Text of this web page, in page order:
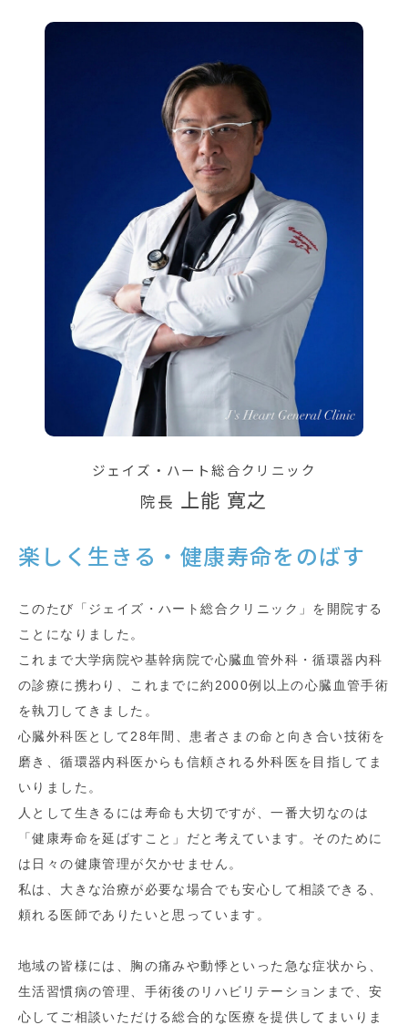
楽しく生きる・健康寿命をのばす
このたび「ジェイズ・ハート総合クリニック」を開院する
ことになりました。
これまで大学病院や基幹病院で心臓血管外科・循環器内科
の診療に携わり、 これまでに約2000例以上の心臓血管手術
を執刀してきました。
心臓外科医として28年間、患者さまの命と向き合い技術を
磨き、循環器内科医からも信頼される外科医を目指してま
いりました。
人として生きるには寿命も大切ですが、一番大切なのは
「健康寿命を延ばすこと」だと考えています。そのために
は日々の健康管理が欠かせません。
私は、大きな治療が必要な場合でも安心して相談できる、
頼れる医師でありたいと思っています。
地域の皆様には、胸の痛みや動悸といった急な症状から、
生活習慣病の管理、手術後のリハビリテーションまで、安
心してご相談いただける総合的な医療を提供してまいりま
ジェイズ・ハート総合クリニック
院長 上能 寛之